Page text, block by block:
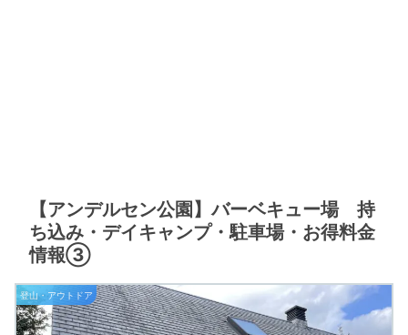
【アンデルセン公園】バーベキュー場 持
ち込み・デイキャンプ・駐車場・お得料金
情報③
登山・アウトドア